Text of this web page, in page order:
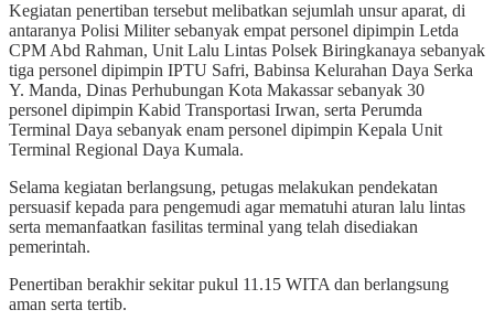
Kegiatan penertiban tersebut melibatkan sejumlah unsur aparat, di
antaranya Polisi Militer sebanyak empat personel dipimpin Letda
CPM Abd Rahman, Unit Lalu Lintas Polsek Biringkanaya sebanyak
tiga personel dipimpin IPTU Safri, Babinsa Kelurahan Daya Serka
Y. Manda, Dinas Perhubungan Kota Makassar sebanyak 30
personel dipimpin Kabid Transportasi Irwan, serta Perumda
Terminal Daya sebanyak enam personel dipimpin Kepala Unit
Terminal Regional Daya Kumala.
Selama kegiatan berlangsung, petugas melakukan pendekatan
persuasif kepada para pengemudi agar mematuhi aturan lalu lintas
serta memanfaatkan fasilitas terminal yang telah disediakan
pemerintah.
Penertiban berakhir sekitar pukul 11.15 WITA dan berlangsung
aman serta tertib.